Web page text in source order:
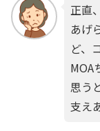
正直
あげ
ど、
MOA
思う
支え